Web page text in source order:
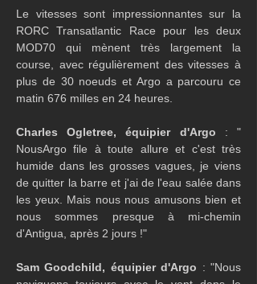
Le vitesses sont impressionnantes sur la
RORC Transatlantic Race pour les deux
MOD70 qui mènent très largement la
course, avec régulièrement des vitesses à
plus de 30 noeuds et Argo a parcouru ce
matin 676 milles en 24 heures.
Charles Ogletree, équipier d'Argo : "
NousArgo file à toute allure et c'est très
humide dans les grosses vagues, je viens
de quitter la barre et j'ai de l'eau salée dans
les yeux. Mais nous nous amusons bien et
nous sommes presque à mi-chemin
d'Antigua, après 2 jours !"
Sam Goodchild, équipier d'Argo : "Nous